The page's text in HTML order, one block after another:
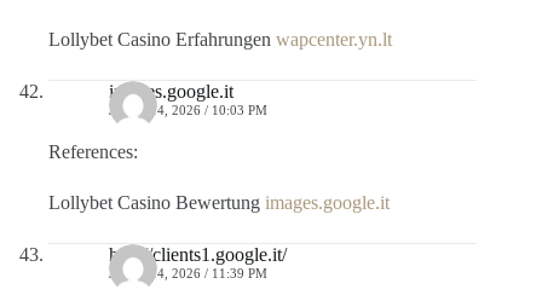
Lollybet Casino Erfahrungen wapcenter.yn.lt
images.google.it
JULIO 14, 2026 / 10:03 PM
References:
Lollybet Casino Bewertung images.google.it
http://clients1.google.it/
JULIO 14, 2026 / 11:39 PM